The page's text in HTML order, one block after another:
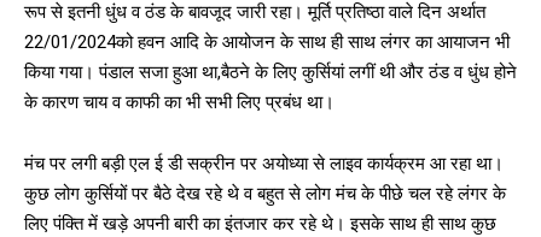
रूप से इतनी धुंध व ठंड के बावजूद जारी रहा। मूर्ति प्रतिष्ठा वाले दिन अर्थात
22/01/2024को हवन आदि के आयोजन के साथ ही साथ लंगर का आयाजन भी
किया गया। पंडाल सजा हुआ था,बैठने के लिए कुर्सियां लगीं थी और ठंड व धुंध होने
के कारण चाय व काफी का भी सभी लिए प्रबंध था।
मंच पर लगी बड़ी एल ई डी सक्रीन पर अयोध्या से लाइव कार्यक्रम आ रहा था।
कुछ लोग कुर्सियों पर बैठे देख रहे थे व बहुत से लोग मंच के पीछे चल रहे लंगर के
लिए पंक्ति में खड़े अपनी बारी का इंतजार कर रहे थे। इसके साथ ही साथ कुछ